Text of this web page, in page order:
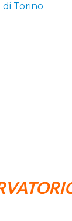
di Torino